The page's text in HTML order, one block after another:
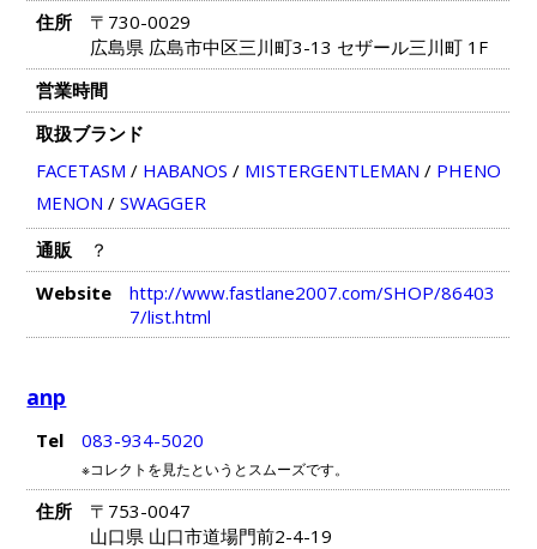
住所
〒730-0029
広島県 広島市中区三川町3-13 セザール三川町 1F
営業時間
取扱ブランド
FACETASM / HABANOS / MISTERGENTLEMAN / PHENO
MENON / SWAGGER
通販
？
Website
http://www.fastlane2007.com/SHOP/86403
7/list.html
anp
Tel 083-934-5020
※コレクトを見たというとスムーズです。
住所
〒753-0047
山口県 山口市道場門前2-4-19